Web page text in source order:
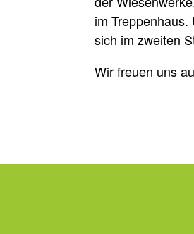
im
sich im zweiten
Wir freuen uns